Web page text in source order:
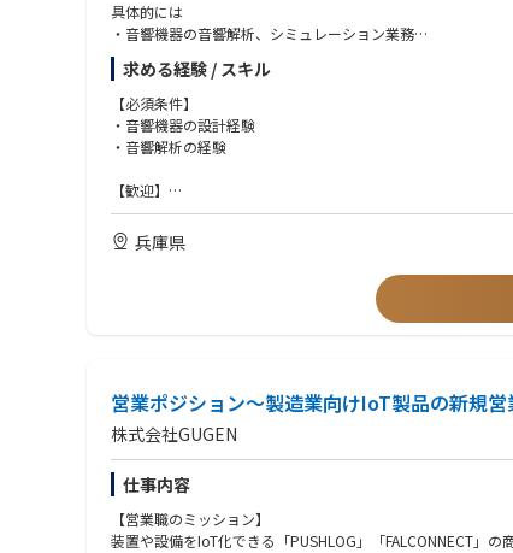
具体的には
・音響機器の音響解析、シミュレーション業務
・スピーカーをはじめとした音響製品の設計・開発
・試作、評価、検証、製品化までの開発業務
・製品ごとに編成されるプロジェクトチームでの開発推進
・関係部門と連携した仕様検討や技術課題の解決
同社はFA機器に付随する「表示灯」「回転灯」の分野で国
世界中の製造現場や医療・福祉・官公庁など多様な分野で当
求める経験 / スキル
【必須条件】
・音響機器の設計経験
・音響解析の経験
【歓迎】
Ansys・COMSOL等のシミュレーションソフトを使用した解
兵庫県
営業ポジション～製造業向けIoT製品の新規営
株式会社GUGEN
仕事内容
【営業職のミッション】
装置や設備をIoT化できる「PUSHLOG」「FALCONNECT」